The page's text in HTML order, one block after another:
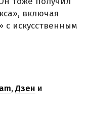
включая
с искусственным
,Дзен и